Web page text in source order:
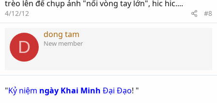
trèo lên để chụp ảnh "nối vòng tay lớn", hic hic....
4/12/12 #8
D
dong tam
New member
"Kỷ niệm ngày Khai Minh Đại Đạo! "